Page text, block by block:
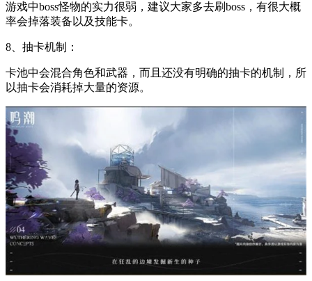
游戏中boss怪物的实力很弱，建议大家多去刷boss，有很大概
率会掉落装备以及技能卡。
8、抽卡机制：
卡池中会混合角色和武器，而且还没有明确的抽卡的机制，所
以抽卡会消耗掉大量的资源。